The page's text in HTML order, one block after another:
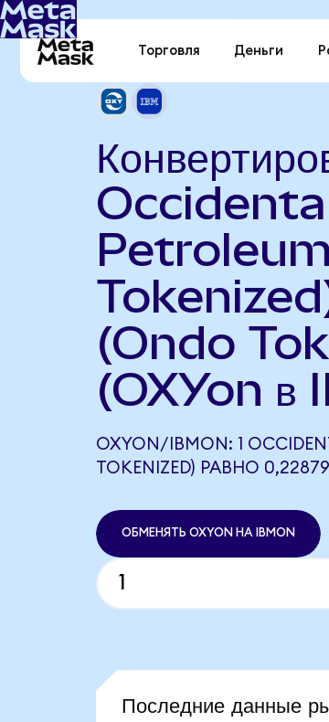
Торговля Деньги
(Ondo
(OXYon в
OXYON/IBMON: 1
TOKENIZED) РАВНО
ОБМЕНЯТЬ OXYON НА IBMON
Последние